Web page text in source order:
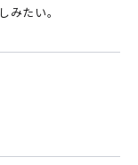
みたい。